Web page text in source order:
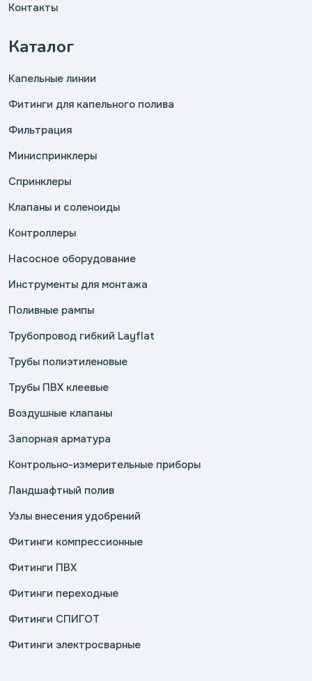
Контакты
Каталог
Капельные линии
Фитинги для капельного полива
Фильтрация
Миниспринклеры
Спринклеры
Клапаны и соленоиды
Контроллеры
Насосное оборудование
Инструменты для монтажа
Поливные рампы
Трубопровод гибкий Layflat
Трубы полиэтиленовые
Трубы ПВХ клеевые
Воздушные клапаны
Запорная арматура
Контрольно-измерительные приборы
Ландшафтный полив
Узлы внесения удобрений
Фитинги компрессионные
Фитинги ПВХ
Фитинги переходные
Фитинги СПИГОТ
Фитинги электросварные